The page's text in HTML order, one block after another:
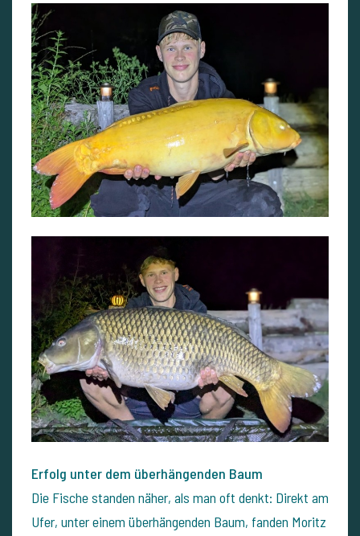
Erfolg unter dem überhängenden Baum
Die Fische standen näher, als man oft denkt: Direkt am
Ufer, unter einem überhängenden Baum, fanden Moritz